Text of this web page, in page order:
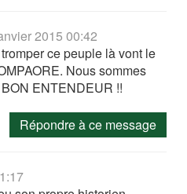
2015 00:42
ce peuple là vont le
Nous sommes
ENTENDEUR !!
Répondre à ce message